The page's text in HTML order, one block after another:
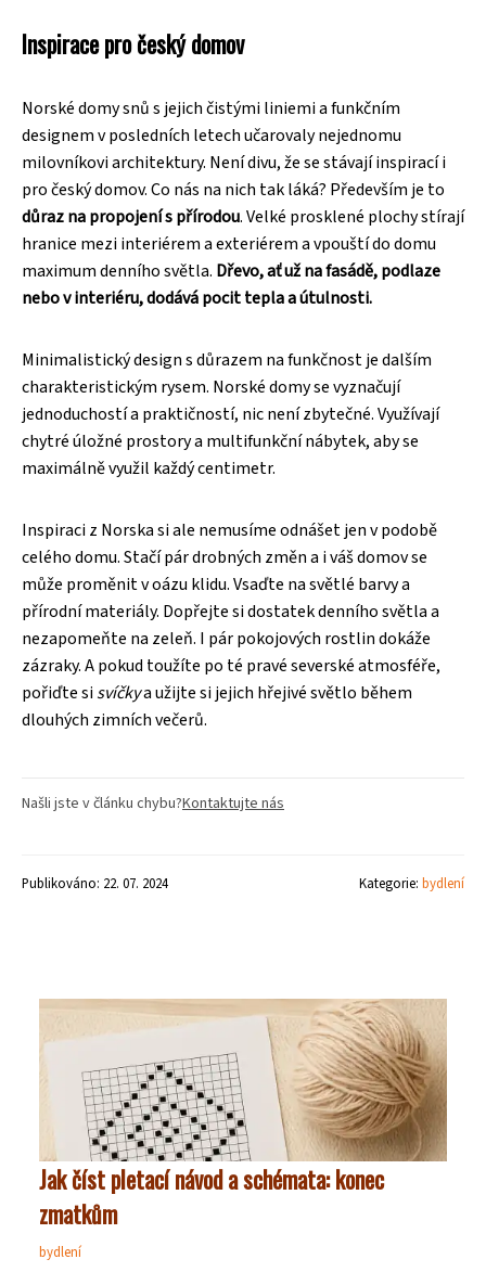
Inspirace pro český domov
Norské domy snů s jejich čistými liniemi a funkčním
designem v posledních letech učarovaly nejednomu
milovníkovi architektury. Není divu, že se stávají inspirací i
pro český domov. Co nás na nich tak láká? Především je to
důraz na propojení s přírodou. Velké prosklené plochy stírají
hranice mezi interiérem a exteriérem a vpouští do domu
maximum denního světla. Dřevo, ať už na fasádě, podlaze
nebo v interiéru, dodává pocit tepla a útulnosti.
Minimalistický design s důrazem na funkčnost je dalším
charakteristickým rysem. Norské domy se vyznačují
jednoduchostí a praktičností, nic není zbytečné. Využívají
chytré úložné prostory a multifunkční nábytek, aby se
maximálně využil každý centimetr.
Inspiraci z Norska si ale nemusíme odnášet jen v podobě
celého domu. Stačí pár drobných změn a i váš domov se
může proměnit v oázu klidu. Vsaďte na světlé barvy a
přírodní materiály. Dopřejte si dostatek denního světla a
nezapomeňte na zeleň. I pár pokojových rostlin dokáže
zázraky. A pokud toužíte po té pravé severské atmosféře,
pořiďte sisvíčkya užijte si jejich hřejivé světlo během
dlouhých zimních večerů.
Našli jste v článku chybu?Kontaktujte nás
Publikováno: 22. 07. 2024 Kategorie: bydlení
Jak číst pletací návod a schémata: konec
zmatkům
bydlení